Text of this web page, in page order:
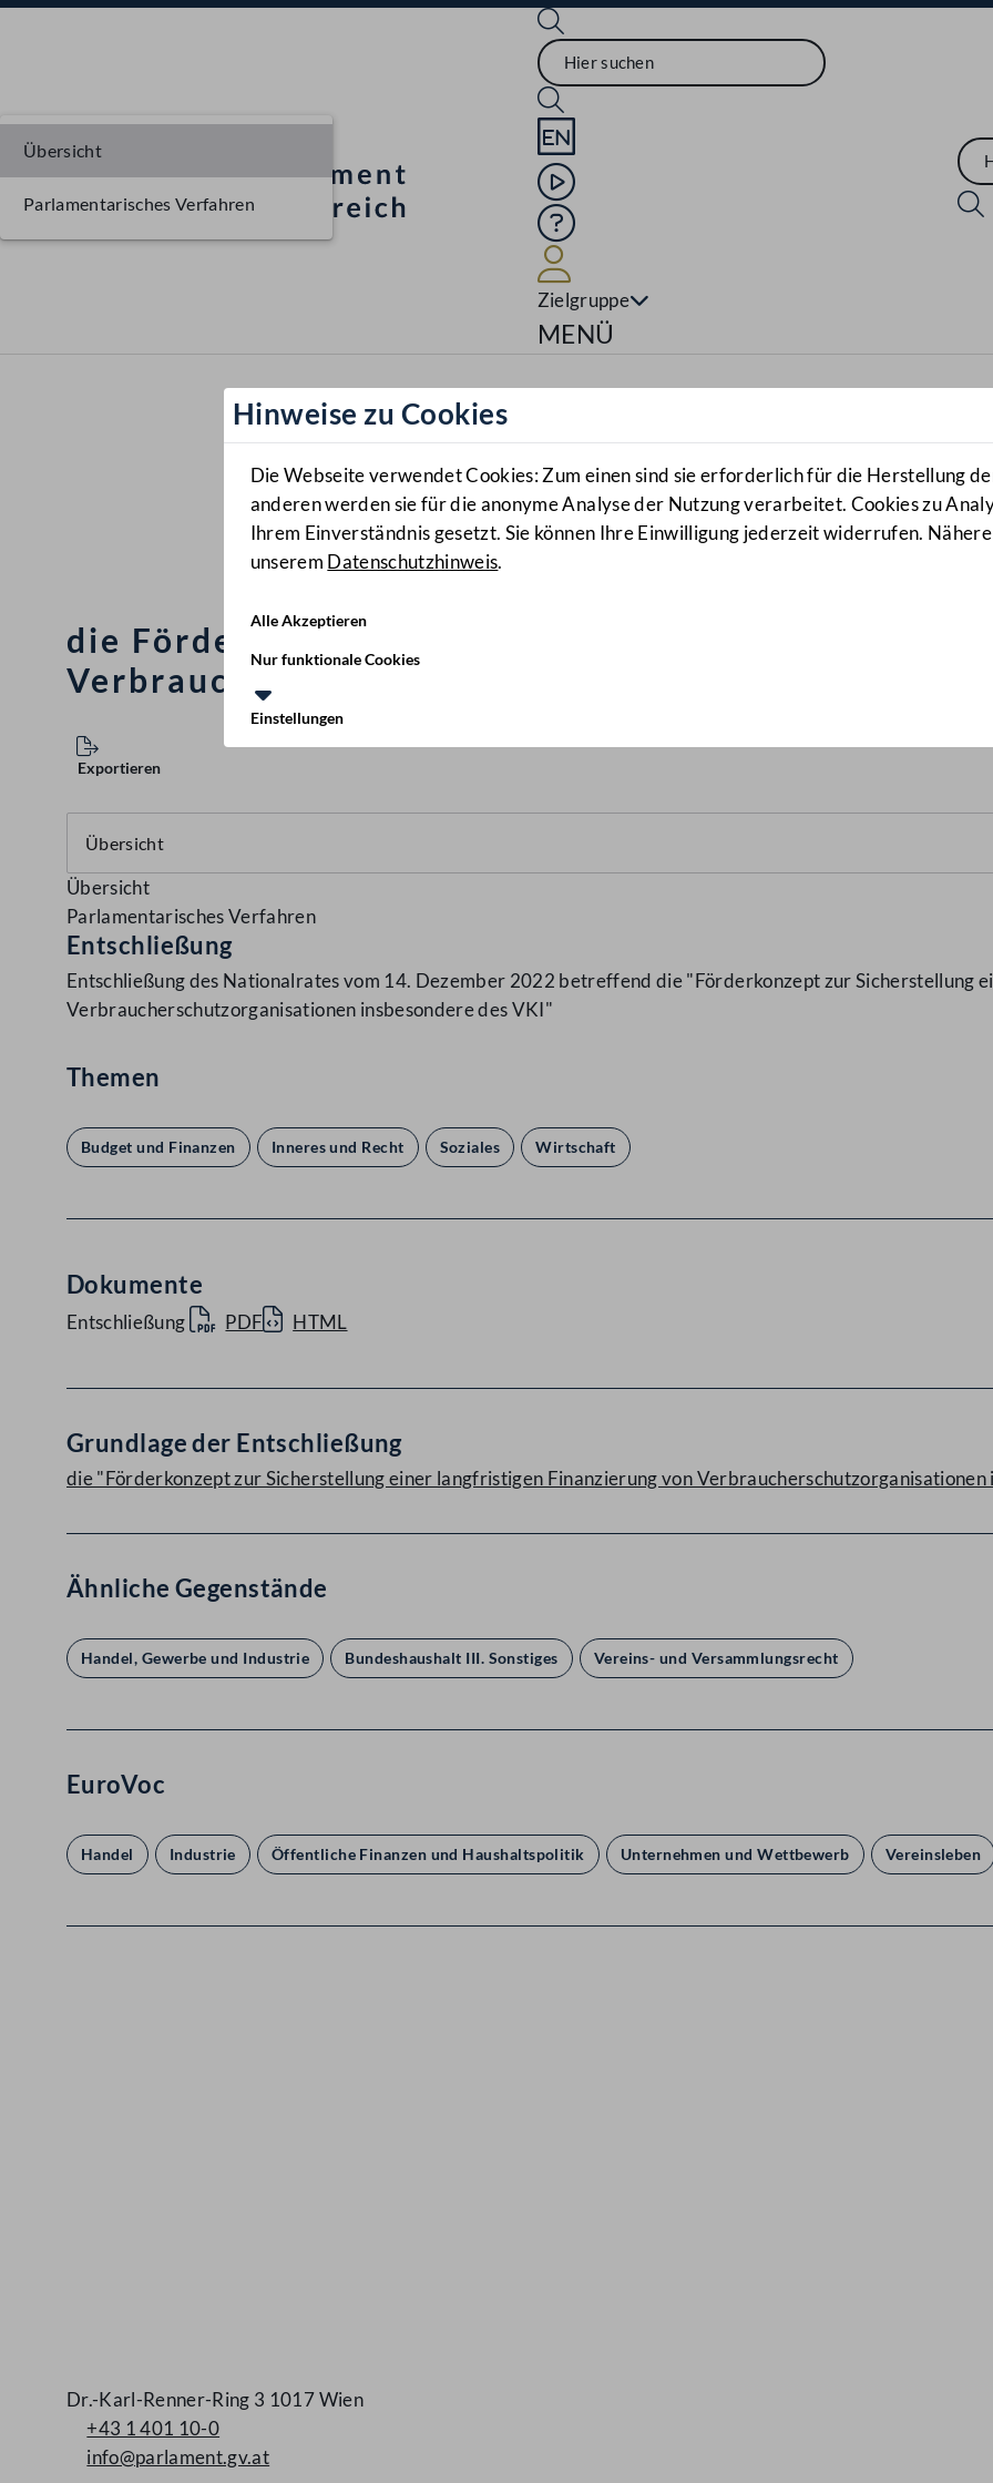
Sprache English
Mediathek
Hilfe
Zielgruppe
Navigationsmenü öffnen
MENÜ
Hinweise zu Cookies
Die Webseite verwendet Cookies: Zum einen sind sie erforderlich für die Herstellung
anderen werden sie für die anonyme Analyse der Nutzung verarbeitet. Cookies zu
Ihrem Einverständnis gesetzt. Sie können Ihre Einwilligung jederzeit widerrufen.
unserem Datenschutzhinweis.
Alle Akzeptieren
Nur funktionale Cookies
Einstellungen
die Förderkonzept zur Sicherstellung einer
Verbraucherschutzorganisationen insbesondere des
Exportieren
Übersicht
Parlamentarisches Verfahren
Übersicht
Parlamentarisches Verfahren
Entschließung
Entschließung des Nationalrates vom 14. Dezember 2022 betreffend die "Förderkonzept zur Sicherstellung
Verbraucherschutzorganisationen insbesondere des VKI"
Themen
Budget und Finanzen Inneres und Recht Soziales Wirtschaft
Dokumente
Entschließung PDF HTML
Grundlage der Entschließung
die "Förderkonzept zur Sicherstellung einer langfristigen Finanzierung von
Ähnliche Gegenstände
Handel, Gewerbe und Industrie Bundeshaushalt III. Sonstiges Vereins- und Versammlungsrecht
EuroVoc
Handel Industrie Öffentliche Finanzen und Haushaltspolitik Unternehmen und Wettbewerb Vereinsleben
Dr.-Karl-Renner-Ring 3 1017 Wien
+43 1 401 10-0
info@parlament.gv.at